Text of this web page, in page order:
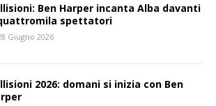
Ben Harper incanta Alba davanti
spettatori
Giugno 2026
2026: domani si inizia con Ben